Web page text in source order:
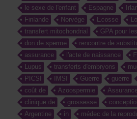
le sexe de l'enfant
Espagne
Finlande
Norvège Ecosse
transfert mitochondrial
GPA pour
don de sperme
rencontre de
assurance
l'acte de naissance
Lupus
transferts d'embryons
PICSI
IMSI Guerre guerre
coût de
Azoospermie
clinique de
grossesse
Argentine
in médec de la